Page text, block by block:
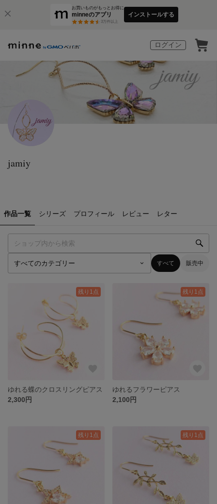
お買いものがもっとお得に
minneのアプリ
3万件以上
インストールする
ログイン
jamiy
作品一覧 シリーズ プロフィール レビュー レター
すべて 販売中
残り1点
ゆれる蝶のクロスリングピアス
2,300円
残り1点
ゆれるフラワーピアス
2,100円
残り1点 残り1点